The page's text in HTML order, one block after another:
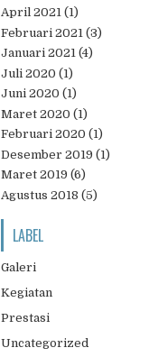
April 2021 (1)
Februari 2021 (3)
Januari 2021 (4)
Juli 2020 (1)
Juni 2020 (1)
Maret 2020 (1)
Februari 2020 (1)
Desember 2019 (1)
Maret 2019 (6)
Agustus 2018 (5)
LABEL
Galeri
Kegiatan
Prestasi
Uncategorized